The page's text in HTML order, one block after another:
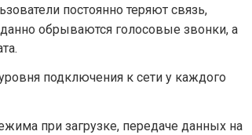
постоянно теряют связь,
обрываются голосовые звонки, а
подключения к сети у каждого
при загрузке, передаче данных на